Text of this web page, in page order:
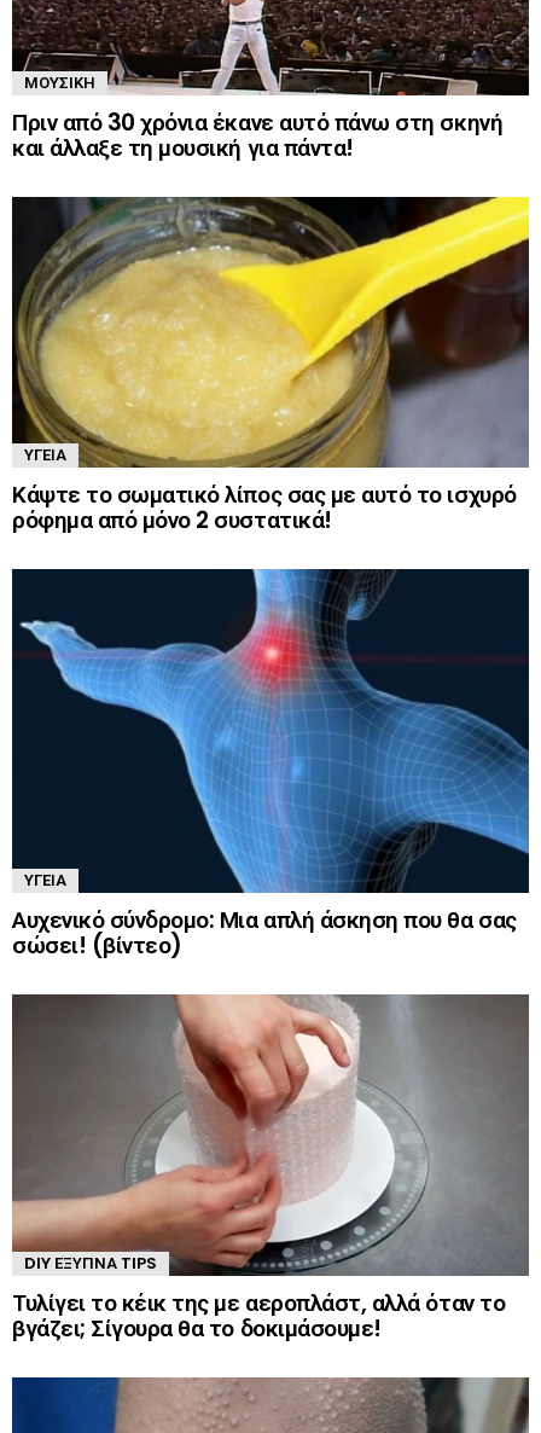
ΜΟΥΣΙΚΉ
Πριν από 30 χρόνια έκανε αυτό πάνω στη σκηνή
και άλλαξε τη μουσική για πάντα!
ΥΓΕΊΑ
Κάψτε το σωματικό λίπος σας με αυτό το ισχυρό
ρόφημα από μόνο 2 συστατικά!
ΥΓΕΊΑ
Αυχενικό σύνδρομο: Μια απλή άσκηση που θα σας
σώσει! (βίντεο)
DIY ΈΞΥΠΝΑ TIPS
Τυλίγει το κέικ της με αεροπλάστ, αλλά όταν το
βγάζει; Σίγουρα θα το δοκιμάσουμε!